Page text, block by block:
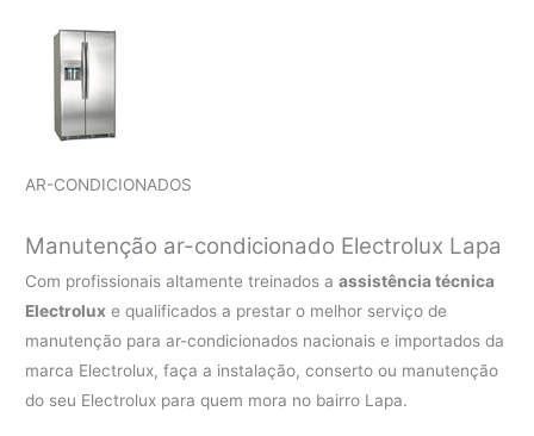
AR-CONDICIONADOS
Manutenção ar-condicionado Electrolux Lapa
Com profissionais altamente treinados aassistência técnica
Electrolux e qualificados a prestar o melhor serviço de
manutenção para ar-condicionados nacionais e importados da
marca Electrolux, faça a instalação, conserto ou manutenção
do seu Electrolux para quem mora no bairro Lapa.